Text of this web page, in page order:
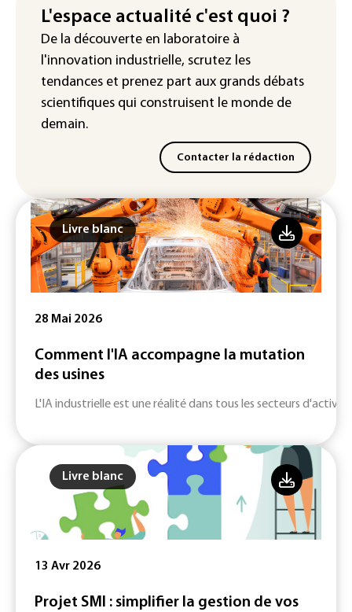
d'Intermarché
La Slovaquie enregistre un record
absolu de 42,2°C (services
météorologiques)
L'espace actualité c'est quoi ?
De la découverte en laboratoire à
l'innovation industrielle, scrutez les
tendances et prenez part aux grands débats
scientifiques qui construisent le monde de
demain.
Contacter la rédaction
Livre blanc
28 Mai 2026
Comment l'IA accompagne la mutation
des usines
L'IA industrielle est une réalité dans tous les secteurs
Livre blanc
13 Avr 2026
Projet SMI : simplifier la gestion de vos